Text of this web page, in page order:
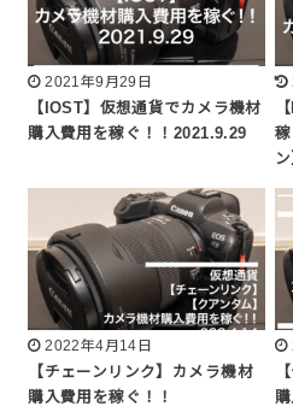
2021年9月29日
【IOST】仮想通貨でカメラ機材
購入費用を稼ぐ！！2021.9.29
ン
2022年4月14日
【チェーンリンク】カメラ機材
購入費用を稼ぐ！！